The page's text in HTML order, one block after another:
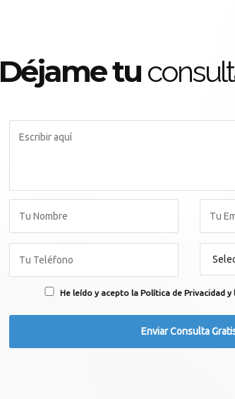
Déjame tu
He leído y acepto la Política de Privacidad y